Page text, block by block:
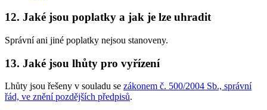
12. Jaké jsou poplatky a jak je lze uhradit
Správní ani jiné poplatky nejsou stanoveny.
13. Jaké jsou lhůty pro vyřízení
Lhůty jsou řešeny v souladu se zákonem č. 500/2004 Sb., správní
řád, ve znění pozdějších předpisů.